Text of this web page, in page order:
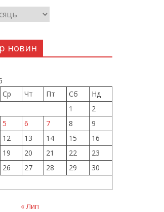
новин
Ср Чт Пт Сб
Нд
1
2
5 6 7 8
9
12 13 14 15
16
19 20 21 22
23
26 27 28 29
30
« Лип